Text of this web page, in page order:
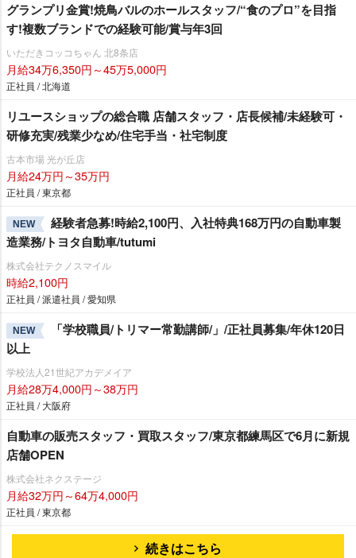
グランプリ金賞!焼鳥バルのホールスタッフ/“食のプロ”を目指
す!複数ブランドでの経験可能/賞与年3回
いただきコッコちゃん 北8条店
月給34万6,350円～45万5,000円
正社員 / 北海道
リユースショップの総合職 店舗スタッフ・店長候補/未経験可・
研修充実/残業少なめ/住宅手当・社宅制度
古本市場 光が丘店
月給24万円～35万円
正社員 / 東京都
NEW
経験者急募!時給2,100円、入社特典168万円の自動車製
造業務/トヨタ自動車/tutumi
株式会社テクノスマイル
時給2,100円
正社員 / 派遣社員 / 愛知県
NEW
「学校職員/トリマー常勤講師/」/正社員募集/年休120日
以上
学校法人21世紀アカデメイア
月給28万4,000円～38万円
正社員 / 大阪府
自動車の販売スタッフ・買取スタッフ/東京都練馬区で6月に新規
店舗OPEN
株式会社ネクステージ
月給32万円～64万4,000円
正社員 / 東京都
続きはこちら